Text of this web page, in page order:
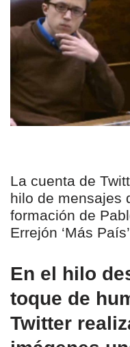
La cuenta de
hilo de mensajes
formación de
Errejón ‘Más
En el hilo
toque de
Twitter